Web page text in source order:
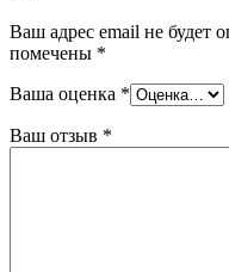
Ваш адрес email не будет
помечены *
Ваша оценка *
Ваш отзыв *